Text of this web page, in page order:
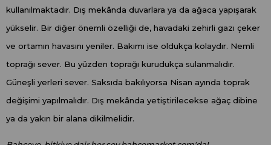
kullanılmaktadır. Dış mekânda duvarlara ya da ağaca yapışarak
yükselir. Bir diğer önemli özelliği de, havadaki zehirli gazı çeker
ve ortamın havasını yeniler. Bakımı ise oldukça kolaydır. Nemli
toprağı sever. Bu yüzden toprağı kurudukça sulanmalıdır.
Güneşli yerleri sever. Saksıda bakılıyorsa Nisan ayında toprak
değişimi yapılmalıdır. Dış mekânda yetiştirilecekse ağaç dibine
ya da yakın bir alana dikilmelidir.